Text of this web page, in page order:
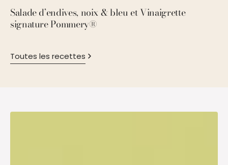
Toutes les recettes
Salade d’endives, noix & bleu et Vinaigrette
signature Pommery®